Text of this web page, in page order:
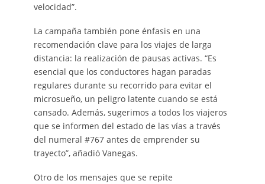
velocidad”.
La campaña también pone énfasis en una
recomendación clave para los viajes de larga
distancia: la realización de pausas activas. “Es
esencial que los conductores hagan paradas
regulares durante su recorrido para evitar el
microsueño, un peligro latente cuando se está
cansado. Además, sugerimos a todos los viajeros
que se informen del estado de las vías a través
del numeral #767 antes de emprender su
trayecto”, añadió Vanegas.
Otro de los mensajes que se repite